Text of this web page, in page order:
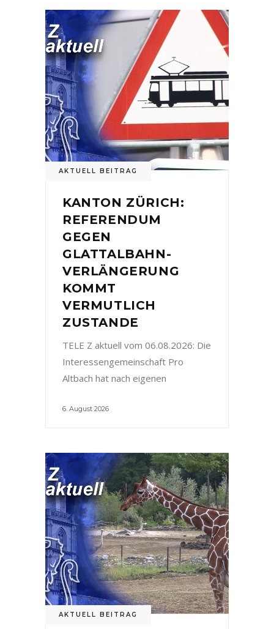
AKTUELL BEITRAG
KANTON ZÜRICH:
REFERENDUM
GEGEN
GLATTALBAHN-
VERLÄNGERUNG
KOMMT
VERMUTLICH
ZUSTANDE
TELE Z aktuell vom 06.08.2026: Die
Interessengemeinschaft Pro
Altbach hat nach eigenen
6. August 2026
AKTUELL BEITRAG